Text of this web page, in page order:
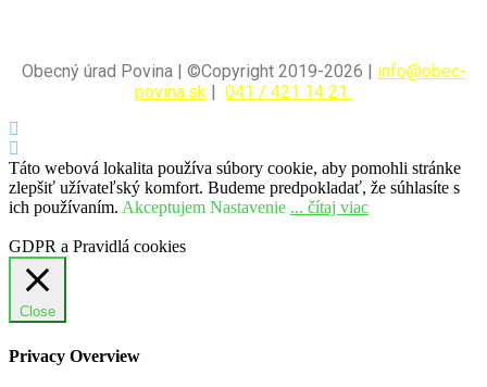
Obecný úrad Povina | ©Copyright 2019-2026 | info@obec-
povina.sk
041 / 421 14 21
Táto webová lokalita používa súbory cookie, aby pomohli stránke
zlepšiť užívateľský komfort. Budeme predpokladať, že súhlasíte s
ich používaním. Akceptujem Nastavenie ... čítaj viac
GDPR a Pravidlá cookies
Close
Privacy Overview